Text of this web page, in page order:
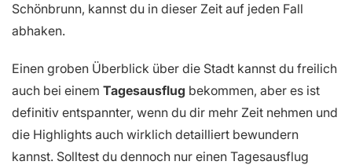
Schönbrunn, kannst du in dieser Zeit auf jeden Fall
abhaken.
Einen groben Überblick über die Stadt kannst du freilich
auch bei einem Tagesausflug bekommen, aber es ist
definitiv entspannter, wenn du dir mehr Zeit nehmen und
die Highlights auch wirklich detailliert bewundern
kannst. Solltest du dennoch nur einen Tagesausflug